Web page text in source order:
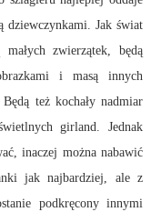
dziewczynkami. Jak świat
zwierzątek, będą
i masą innych
też kochały nadmiar
girland. Jednak
inaczej można nabawić
jak najbardziej, ale z
podkręcony innymi